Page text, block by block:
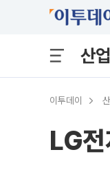
산업
이투데이
LG